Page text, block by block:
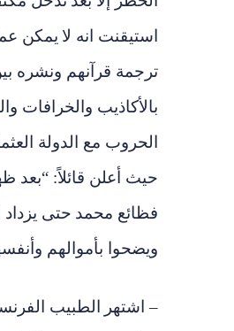
استيقنت انه لا يمكن
ترجمة قرآنهم ونشره
بالأكاذيب والخرافات
الحروب مع الدولة
حيث أعلن قائلاً: “بعد
فظائع محمد حتى يزداد
ويضحوا بأموالهم
– اشتهر الطبيب